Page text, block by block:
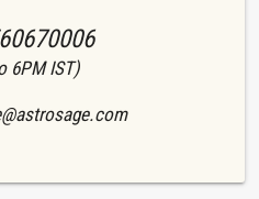
6PM IST)